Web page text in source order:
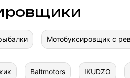
Мотобуксировщик с
Baltmotors IKUDZO